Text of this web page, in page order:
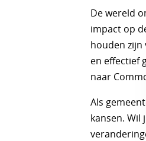
De wereld
impact op
houden zijn
en effectief
naar
Als
kansen. Wil